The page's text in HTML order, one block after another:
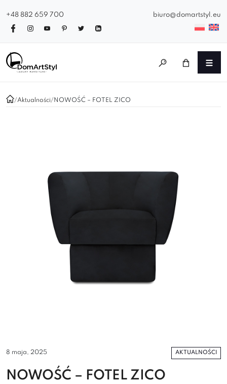
+48 882 659 700 biuro@domartstyl.eu
/Aktualności/ NOWOŚĆ – FOTEL ZICO
8 maja, 2025 AKTUALNOŚCI
NOWOŚĆ – FOTEL ZICO